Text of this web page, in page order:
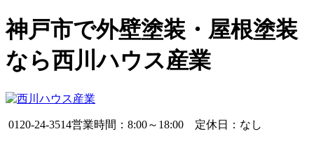
神戸市で外壁塗装・屋根塗装
なら西川ハウス産業
0120-24-3514営業時間：8:00～18:00 定休日：なし